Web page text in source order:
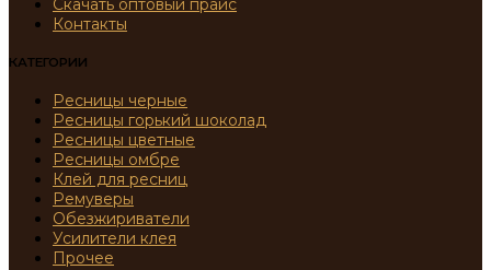
Контакты
КАТЕГОРИИ
Ресницы черные
Ресницы горький шоколад
Ресницы цветные
Ресницы омбре
Клей для ресниц
Ремуверы
Обезжириватели
Усилители клея
Прочее